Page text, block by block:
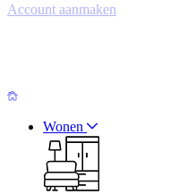
Account aanmaken
Wonen